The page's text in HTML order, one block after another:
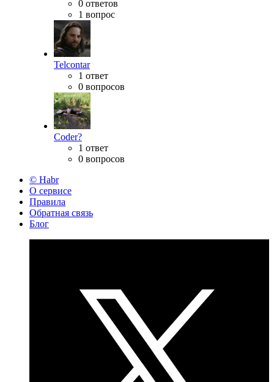
0 ответов
1 вопрос
Telcontar
1 ответ
0 вопросов
Coder?
1 ответ
0 вопросов
© Habr
О сервисе
Правила
Обратная связь
Блог